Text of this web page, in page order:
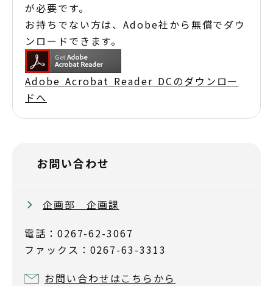
が必要です。
お持ちでない方は、Adobe社から無償でダウ
ンロードできます。
Adobe Acrobat Reader DCのダウンロー
ドへ
お問い合わせ
企画部 企画課
電話：0267-62-3067
ファックス：0267-63-3313
お問い合わせはこちらから